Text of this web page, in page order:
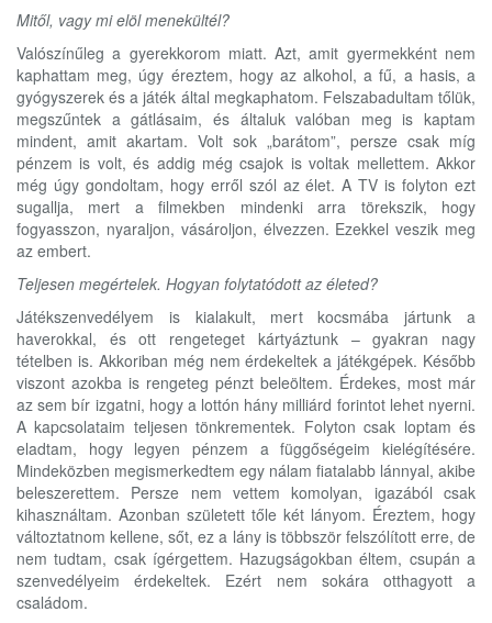
Mitől, vagy mi elöl menekültél?
Valószínűleg a gyerekkorom miatt. Azt, amit gyermekként nem
kaphattam meg, úgy éreztem, hogy az alkohol, a fű, a hasis, a
gyógyszerek és a játék által megkaphatom. Felszabadultam tőlük,
megszűntek a gátlásaim, és általuk valóban meg is kaptam
mindent, amit akartam. Volt sok „barátom”, persze csak míg
pénzem is volt, és addig még csajok is voltak mellettem. Akkor
még úgy gondoltam, hogy erről szól az élet. A TV is folyton ezt
sugallja, mert a filmekben mindenki arra törekszik, hogy
fogyasszon, nyaraljon, vásároljon, élvezzen. Ezekkel veszik meg
az embert.
Teljesen megértelek. Hogyan folytatódott az életed?
Játékszenvedélyem is kialakult, mert kocsmába jártunk a
haverokkal, és ott rengeteget kártyáztunk – gyakran nagy
tételben is. Akkoriban még nem érdekeltek a játékgépek. Később
viszont azokba is rengeteg pénzt beleöltem. Érdekes, most már
az sem bír izgatni, hogy a lottón hány milliárd forintot lehet nyerni.
A kapcsolataim teljesen tönkrementek. Folyton csak loptam és
eladtam, hogy legyen pénzem a függőségeim kielégítésére.
Mindeközben megismerkedtem egy nálam fiatalabb lánnyal, akibe
beleszerettem. Persze nem vettem komolyan, igazából csak
kihasználtam. Azonban született tőle két lányom. Éreztem, hogy
változtatnom kellene, sőt, ez a lány is többször felszólított erre, de
nem tudtam, csak ígérgettem. Hazugságokban éltem, csupán a
szenvedélyeim érdekeltek. Ezért nem sokára otthagyott a
családom.